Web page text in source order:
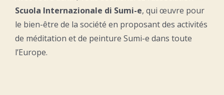
Scuola Internazionale di Sumi-e, qui œuvre pour
le bien-être de la société en proposant des activités
de méditation et de peinture Sumi-e dans toute
l’Europe.